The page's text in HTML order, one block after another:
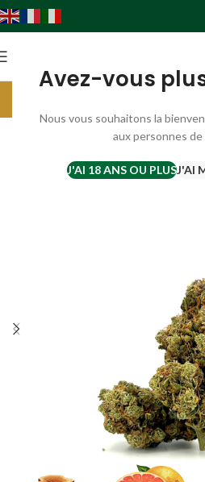
Avez-vous
Nous vous souhaitons la
aux personnes de
J'AI 18 ANS OU PLUSJ'AI
Livraison gratuite France à partir de
SUR C
OMMA